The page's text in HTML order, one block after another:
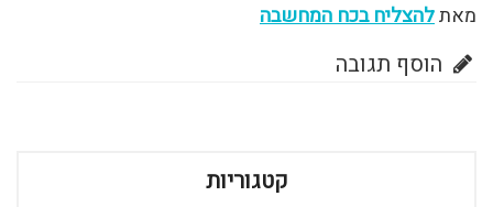
מאתלהצליח בכח המחשבה
הוסף תגובה
קטגוריות